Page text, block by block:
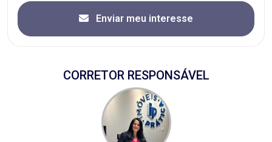
Enviar meu interesse
CORRETOR RESPONSÁVEL